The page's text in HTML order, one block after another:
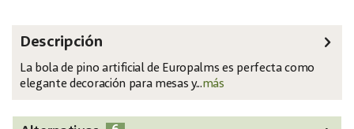
Descripción
La bola de pino artificial de Europalms es perfecta como
elegante decoración para mesas y...más